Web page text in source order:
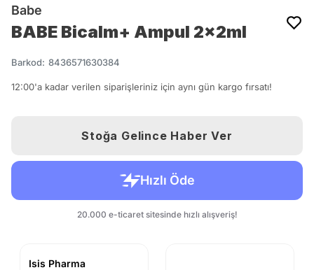
Babe
BABE Bicalm+ Ampul 2x2ml
Barkod: 8436571630384
12:00'a kadar verilen siparişleriniz için aynı gün kargo fırsatı!
Stoğa Gelince Haber Ver
Isis Pharma